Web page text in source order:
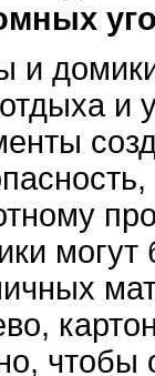
и
и
могут
чтобы